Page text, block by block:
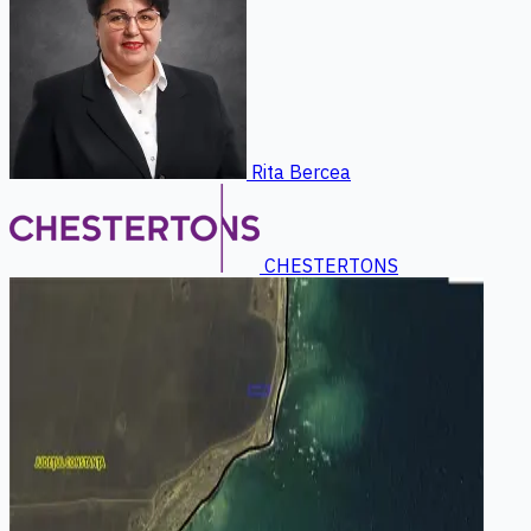
Rita Bercea
CHESTERTONS